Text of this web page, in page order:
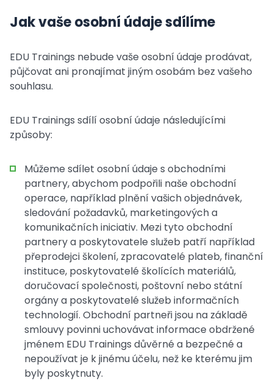
Jak vaše osobní údaje sdílíme
EDU Trainings nebude vaše osobní údaje prodávat,
půjčovat ani pronajímat jiným osobám bez vašeho
souhlasu.
EDU Trainings sdílí osobní údaje následujícími
způsoby:
Můžeme sdílet osobní údaje s obchodními
partnery, abychom podpořili naše obchodní
operace, například plnění vašich objednávek,
sledování požadavků, marketingových a
komunikačních iniciativ. Mezi tyto obchodní
partnery a poskytovatele služeb patří například
přeprodejci školení, zpracovatelé plateb, finanční
instituce, poskytovatelé školících materiálů,
doručovací společnosti, poštovní nebo státní
orgány a poskytovatelé služeb informačních
technologií. Obchodní partneři jsou na základě
smlouvy povinni uchovávat informace obdržené
jménem EDU Trainings důvěrné a bezpečné a
nepoužívat je k jinému účelu, než ke kterému jim
byly poskytnuty.